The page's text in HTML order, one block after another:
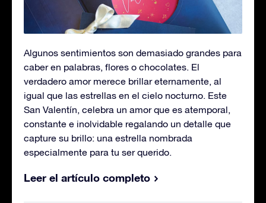
Algunos sentimientos son demasiado grandes para
caber en palabras, flores o chocolates. El
verdadero amor merece brillar eternamente, al
igual que las estrellas en el cielo nocturno. Este
San Valentín, celebra un amor que es atemporal,
constante e inolvidable regalando un detalle que
capture su brillo: una estrella nombrada
especialmente para tu ser querido.
Leer el artículo completo